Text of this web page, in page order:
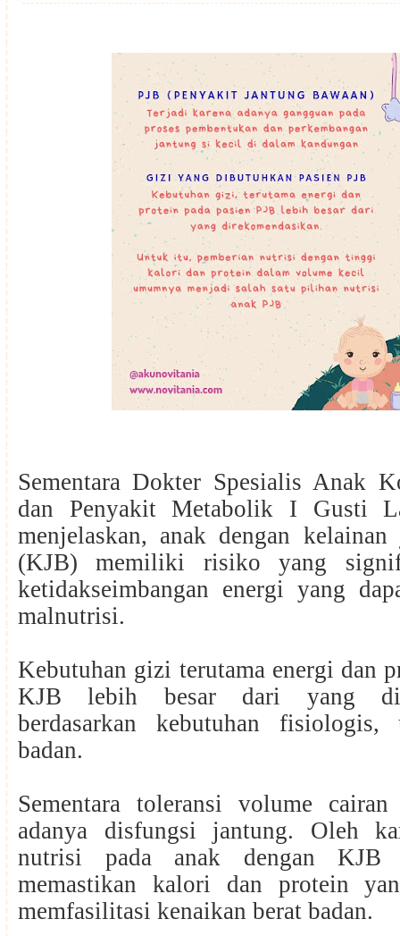
Sementara Dokter Spesialis Anak
dan Penyakit Metabolik I Gusti
menjelaskan, anak dengan kelainan
(KJB) memiliki risiko yang
ketidakseimbangan energi yang
malnutrisi.
Kebutuhan gizi terutama energi dan
KJB lebih besar dari yang
berdasarkan kebutuhan
badan.
Sementara toleransi volume cairan
adanya disfungsi jantung. Oleh
nutrisi pada anak dengan KJB
memastikan kalori dan protein
memfasilitasi kenaikan berat badan.